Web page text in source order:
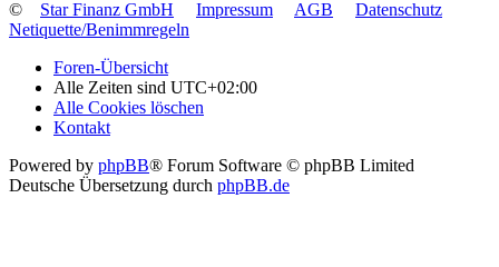
©
Star Finanz GmbH Impressum AGB
Datenschutz
Netiquette/Benimmregeln
Foren-Übersicht
Alle Zeiten sind UTC+02:00
Alle Cookies löschen
Kontakt
Powered by phpBB® Forum Software © phpBB Limited
Deutsche Übersetzung durch phpBB.de